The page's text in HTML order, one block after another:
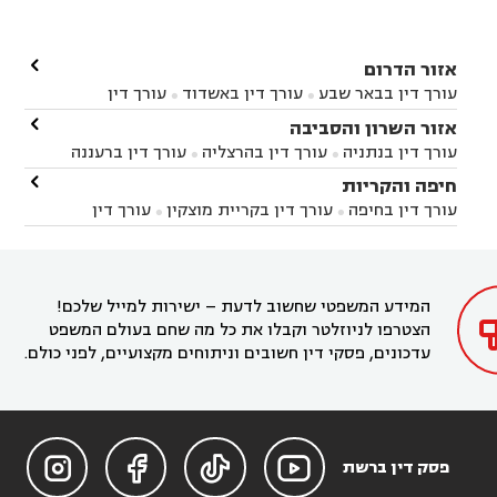
אזור הדרום
עורך דין בבאר שבע  עורך דין באשדוד 
עורך דין
באשקלון
עורך דין בבאר טוביה עורך דין בגן יבנה
עורך דין בניר הבנים עורך דין בערד
זיקים
עורך דין בנתיבות עורך דין בקרית מלאכי

אזור השרון והסביבה
עורך דין בנתניה  עורך דין בהרצליה  עורך דין ברעננה
עורך דין בחדרה עורך דין בכפר סבא
עורך דין בהוד
השרון
עורך דין באבן יהודה
עורך דין בחריש  עורך דין בקיסריה  עורך דין בקדימה

חיפה והקריות
עורך דין בחיפה  עורך דין בקריית מוצקין 
עורך דין
בקרית מוצקין
עורך דין בקריית אתא
עורך דין

המידע המשפטי שחשוב לדעת – ישירות למייל שלכם!
הצטרפו לניוזלטר וקבלו את כל מה שחם בעולם המשפט
עדכונים, פסקי דין חשובים וניתוחים מקצועיים, לפני כולם.
פסק דין ברשת 


